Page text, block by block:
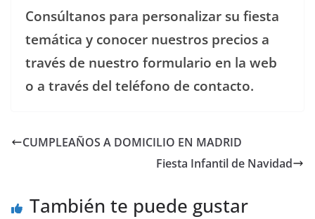
Consúltanos para personalizar su fiesta
temática y conocer nuestros precios a
través de nuestro formulario en la web
o a través del teléfono de contacto.
CUMPLEAÑOS A DOMICILIO EN MADRID
Fiesta Infantil de Navidad
También te puede gustar